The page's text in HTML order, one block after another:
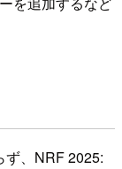
ず、NRF 2025: